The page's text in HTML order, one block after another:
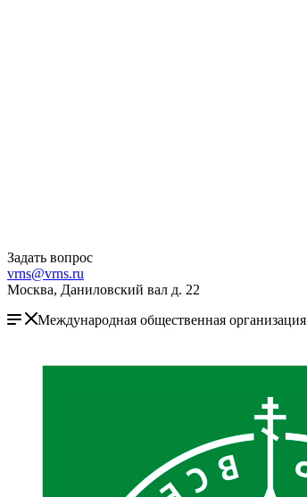
Задать вопрос
vrns@vrns.ru
Москва, Даниловский вал д. 22
Международная общественная организация